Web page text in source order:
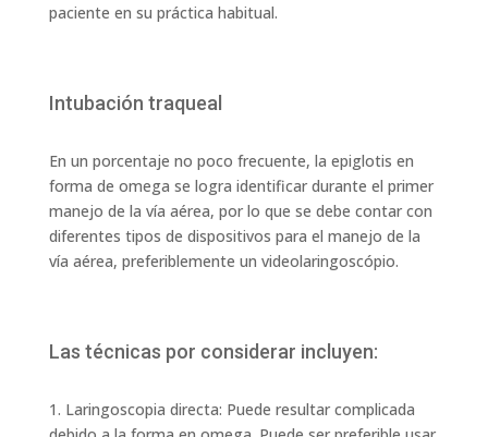
paciente en su práctica habitual.
Intubación traqueal
En un porcentaje no poco frecuente, la epiglotis en
forma de omega se logra identificar durante el primer
manejo de la vía aérea, por lo que se debe contar con
diferentes tipos de dispositivos para el manejo de la
vía aérea, preferiblemente un videolaringoscópio.
Las técnicas por considerar incluyen:
1. Laringoscopia directa: Puede resultar complicada